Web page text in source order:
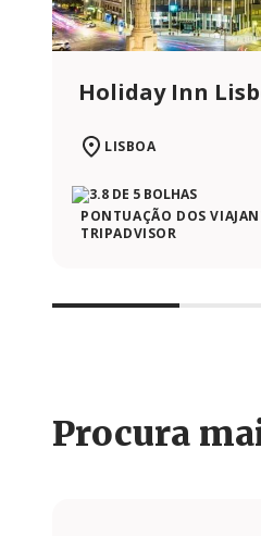
Holiday Inn
LISBOA
PONTUAÇÃO DOS
TRIPADVISOR
Procura